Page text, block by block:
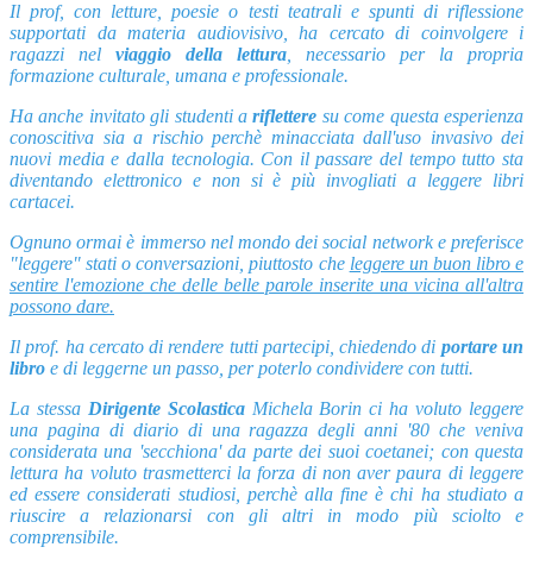
Il prof, con letture, poesie o testi teatrali e spunti di riflessione
supportati da materia audiovisivo, ha cercato di coinvolgere i
ragazzi nel viaggio della lettura , necessario per la propria
formazione culturale, umana e professionale.
Ha anche invitato gli studenti ariflettere su come questa esperienza
conoscitiva sia a rischio perchè minacciata dall'uso invasivo dei
nuovi media e dalla tecnologia. Con il passare del tempo tutto sta
diventando elettronico e non si è più invogliati a leggere libri
cartacei.
Ognuno ormai è immerso nel mondo dei social network e preferisce
"leggere" stati o conversazioni, piuttosto che leggere un buon libro e
sentire l'emozione che delle belle parole inserite una vicina all'altra
possono dare.
Il prof. ha cercato di rendere tutti partecipi, chiedendo di portare un
libro e di leggerne un passo, per poterlo condividere con tutti.
La stessa Dirigente Scolastica Michela Borin ci ha voluto leggere
una pagina di diario di una ragazza degli anni '80 che veniva
considerata una 'secchiona' da parte dei suoi coetanei; con questa
lettura ha voluto trasmetterci la forza di non aver paura di leggere
ed essere considerati studiosi, perchè alla fine è chi ha studiato a
riuscire a relazionarsi con gli altri in modo più sciolto e
comprensibile.